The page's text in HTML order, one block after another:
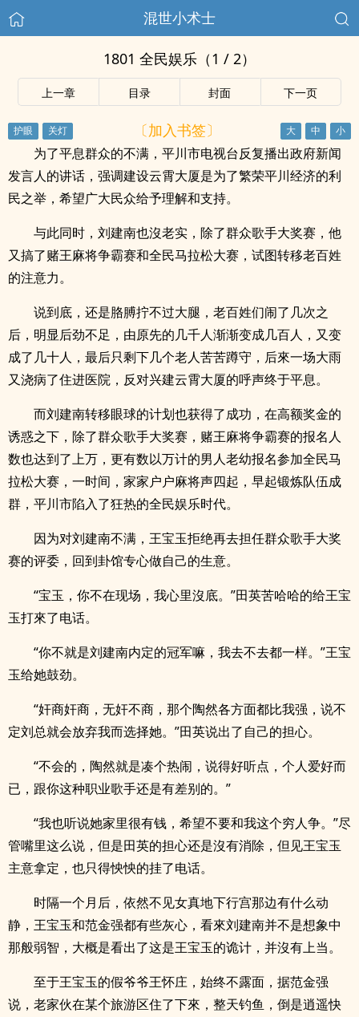
混世小术士
1801 全民娱乐（1 / 2）
上一章 目录 封面 下一页
〔加入书签〕
为了平息群众的不满，平川市电视台反复播出政府新闻
发言人的讲话，强调建设云霄大厦是为了繁荣平川经济的利
民之举，希望广大民众给予理解和支持。
与此同时，刘建南也沒老实，除了群众歌手大奖赛，他
又搞了赌王麻将争霸赛和全民马拉松大赛，试图转移老百姓
的注意力。
说到底，还是胳膊拧不过大腿，老百姓们闹了几次之
后，明显后劲不足，由原先的几千人渐渐变成几百人，又变
成了几十人，最后只剩下几个老人苦苦蹲守，后來一场大雨
又浇病了住进医院，反对兴建云霄大厦的呼声终于平息。
而刘建南转移眼球的计划也获得了成功，在高额奖金的
诱惑之下，除了群众歌手大奖赛，赌王麻将争霸赛的报名人
数也达到了上万，更有数以万计的男人老幼报名参加全民马
拉松大赛，一时间，家家户户麻将声四起，早起锻炼队伍成
群，平川市陷入了狂热的全民娱乐时代。
因为对刘建南不满，王宝玉拒绝再去担任群众歌手大奖
赛的评委，回到卦馆专心做自己的生意。
“宝玉，你不在现场，我心里沒底。”田英苦哈哈的给王宝
玉打來了电话。
“你不就是刘建南内定的冠军嘛，我去不去都一样。”王宝
玉给她鼓劲。
“奸商奸商，无奸不商，那个陶然各方面都比我强，说不
定刘总就会放弃我而选择她。”田英说出了自己的担心。
“不会的，陶然就是凑个热闹，说得好听点，个人爱好而
已，跟你这种职业歌手还是有差别的。”
“我也听说她家里很有钱，希望不要和我这个穷人争。”尽
管嘴里这么说，但是田英的担心还是沒有消除，但见王宝玉
主意拿定，也只得怏怏的挂了电话。
时隔一个月后，依然不见女真地下行宫那边有什么动
静，王宝玉和范金强都有些灰心，看來刘建南并不是想象中
那般弱智，大概是看出了这是王宝玉的诡计，并沒有上当。
至于王宝玉的假爷爷王怀庄，始终不露面，据范金强
说，老家伙在某个旅游区住了下來，整天钓鱼，倒是逍遥快